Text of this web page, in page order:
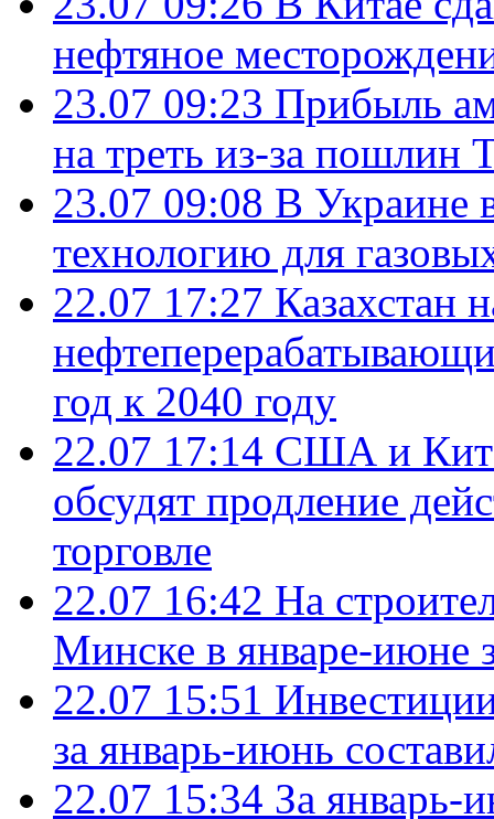
нефтяное
23.07 09:23 Прибыль
на треть из-за пошлин
23.07 09:08 В Украине
технологию для
22.07 17:27 Казахстан
год к 2040 году
22.07 17:14 США и
обсудят продление
торговле
22.07 16:42 На
Минске в январе-июне
22.07 15:51
за январь-июнь
22.07 15:34 За январь-